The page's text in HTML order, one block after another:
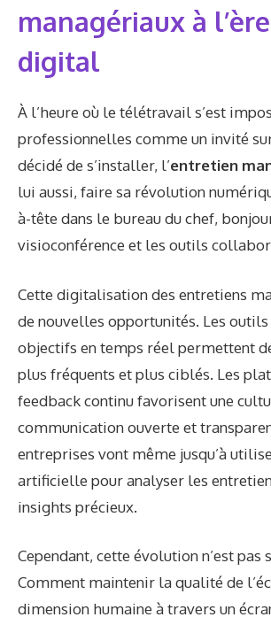
managériaux à
digital
À l’heure où le télétravail s’est
professionnelles comme un invité
décidé de s’installer, l’entretien
lui aussi, faire sa révolution
à-tête dans le bureau du chef,
visioconférence et les outils
Cette digitalisation des entretiens
de nouvelles opportunités. Les outils
objectifs en temps réel permettent
plus fréquents et plus ciblés. Les
feedback continu favorisent une
communication ouverte et
entreprises vont même jusqu’à
artificielle pour analyser les
insights précieux.
Cependant, cette évolution n’est pas
Comment maintenir la qualité de
dimension humaine à travers un